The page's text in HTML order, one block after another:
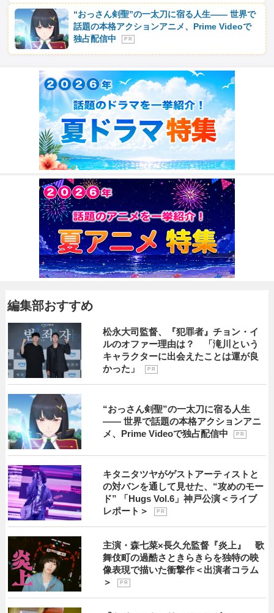
“おっさん剣聖”の一太刀に宿る人生―― 世界で
話題の本格アクションアニメ、Prime Videoで
独占配信中
P R
編集部おすすめ
松永大司監督、『犯罪者』チョン・イ
ルのオファー理由は？ 「滝川という
キャラクターに出会えたことは運が良
かった」
P R
“おっさん剣聖”の一太刀に宿る人生
―― 世界で話題の本格アクションアニ
メ、Prime Videoで独占配信中
P R
キタニタツヤがゲストアーティストと
の対バンを通して見せた、“攻めのモー
ド” 「Hugs Vol.6」神戸公演＜ライブ
レポート＞
P R
主演・森七菜×長久允監督『炎上』 歌
舞伎町の過酷さときらきらを独特の映
像表現で描いた衝撃作＜出演者コラム
＞
P R